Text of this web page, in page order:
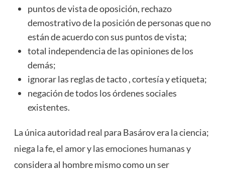
puntos de vista de oposición, rechazo
demostrativo de la posición de personas que no
están de acuerdo con sus puntos de vista;
total independencia de las opiniones de los
demás;
ignorar las reglas de tacto , cortesía y etiqueta;
negación de todos los órdenes sociales
existentes.
La única autoridad real para Basárov era la ciencia;
niega la fe, el amor y lasemociones humanasy
considera al hombre mismo como un ser